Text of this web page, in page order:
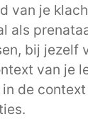
van je
als
bij jezelf
van je
de